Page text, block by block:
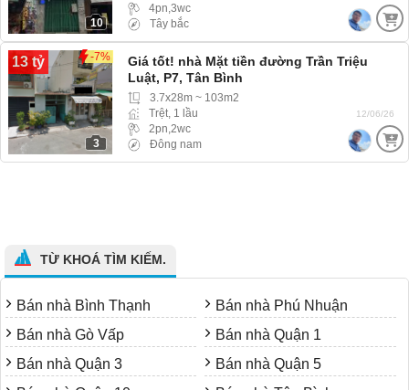
10
4pn,3wc
Tây bắc
13 tỷ -7%
3
Giá tốt! nhà Mặt tiền đường Trần Triệu
Luật, P7, Tân Bình
3.7x28m ~ 103m2
Trệt, 1 lầu
2pn,2wc
Đông nam
12/06/26
TỪ KHOÁ TÌM KIẾM.
Bán nhà Bình Thạnh
Bán nhà Phú Nhuận
Bán nhà Gò Vấp
Bán nhà Quận 1
Bán nhà Quận 3
Bán nhà Quận 5